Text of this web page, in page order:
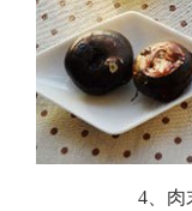
4、肉